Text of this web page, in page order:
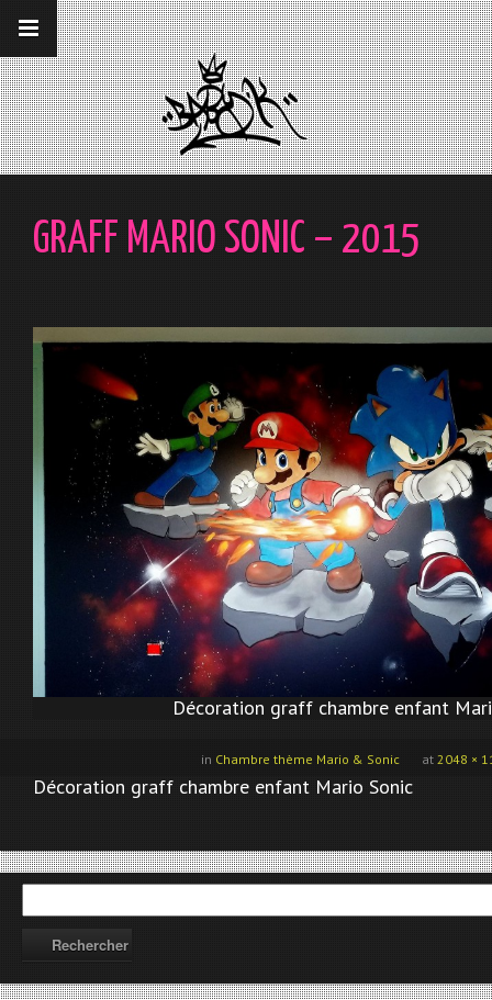
__gaTracker('require', 'displayfeatures');
__gaTracker('send','pageview');
GRAFF MARIO SONIC – 2015
Décoration graff chambre enfant
at 2048 ×
in Chambre thème Mario & Sonic
Décoration graff chambre enfant Mario Sonic